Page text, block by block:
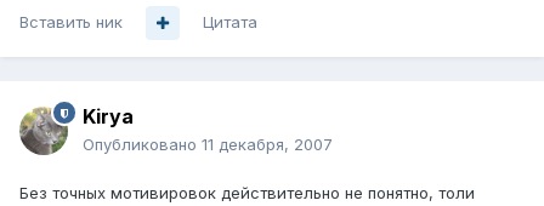
Вставить ник Цитата
Kirya
Опубликовано 11 декабря, 2007
Без точных мотивировок действительно не понятно, толи